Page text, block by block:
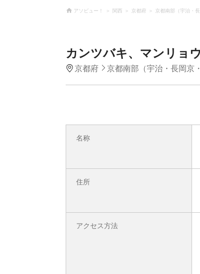
アソビュー！ 関西 京都府 京都南部（宇治・
カンツバキ、マンリョ
京都府 京都南部（宇治・長岡京
名称
住所
アクセス方法